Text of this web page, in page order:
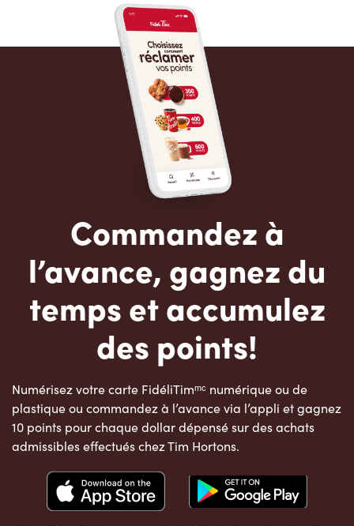
Commandez à
l’avance, gagnez du
temps et accumulez
des points!
Numérisez votre carte FidéliTimᵐᶜ numérique ou de
plastique ou commandez à l’avance via l’appli et gagnez
10 points pour chaque dollar dépensé sur des achats
admissibles effectués chez Tim Hortons.